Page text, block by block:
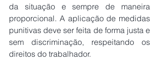
da situação e sempre de maneira
proporcional. A aplicação de medidas
punitivas deve ser feita de forma justa e
sem discriminação, respeitando os
direitos do trabalhador.